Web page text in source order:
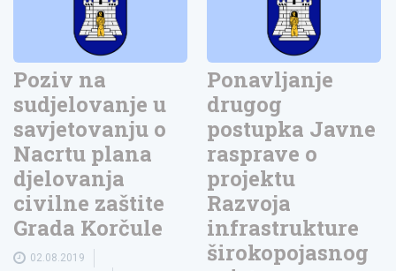
Poziv na
sudjelovanje u
savjetovanju o
Nacrtu plana
djelovanja
civilne zaštite
Grada Korčule
02.08.2019
Ponavljanje
drugog
postupka Javne
rasprave o
projektu
Razvoja
infrastrukture
širokopojasnog